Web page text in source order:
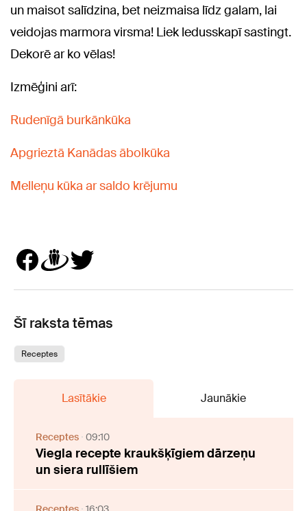
un maisot salīdzina, bet neizmaisa līdz galam, lai
veidojas marmora virsma! Liek ledusskapī sastingt.
Dekorē ar ko vēlas!
Izmēģini arī:
Rudenīgā burkānkūka
Apgrieztā Kanādas ābolkūka
Melleņu kūka ar saldo krējumu
Šī raksta tēmas
Receptes
Lasītākie Jaunākie
Receptes 09:10
Viegla recepte kraukšķīgiem dārzeņu
un siera rullīšiem